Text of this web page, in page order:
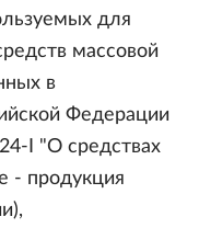
для
массовой
в
Федерации
I "О средствах
- продукция